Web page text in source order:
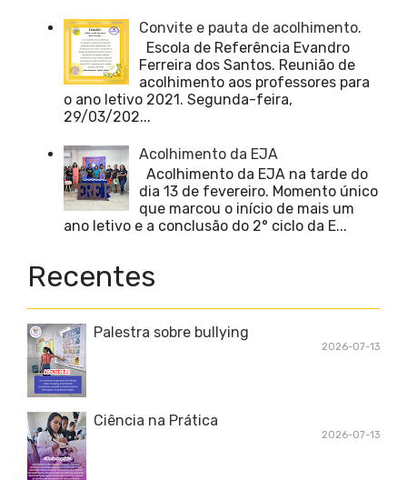
Convite e pauta de acolhimento.
Escola de Referência Evandro
Ferreira dos Santos. Reunião de
acolhimento aos professores para
o ano letivo 2021. Segunda-feira,
29/03/202...
Acolhimento da EJA
Acolhimento da EJA na tarde do
dia 13 de fevereiro. Momento único
que marcou o início de mais um
ano letivo e a conclusão do 2° ciclo da E...
Recentes
Palestra sobre bullying
2026-07-13
Ciência na Prática
2026-07-13